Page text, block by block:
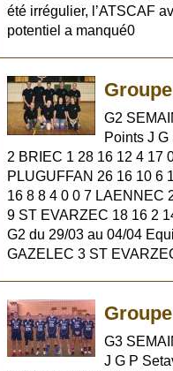
été irrégulier, l’ATSCAF
potentiel a manqué0
G2
Points J
2 BRIEC 1 28 16 12 4 17
PLUGUFFAN 26 16 10 6
16 8 8 4 0 0 7 LAENNEC
9 ST EVARZEC 18 16 2
G2 du 29/03 au 04/04
GAZELEC 3 ST
G3
J G P